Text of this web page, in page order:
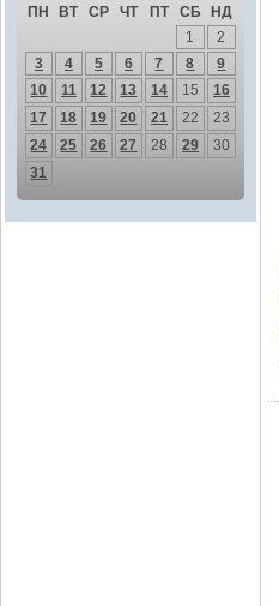
ПН ВТ СР ЧТ ПТ СБ
НД
1
2
3
4 5 6 7 8
9
10
11 12 13 14 15
16
17
18 19 20 21 22
23
24
25 26 27 28 29
30
31